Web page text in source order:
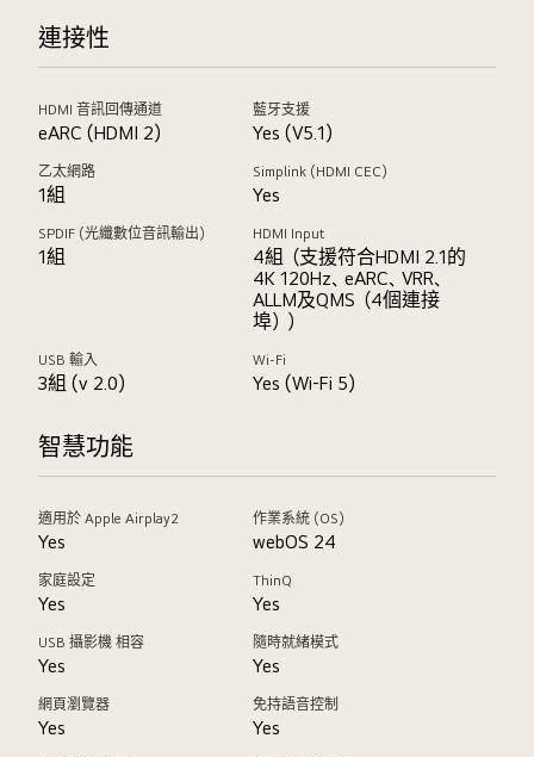
連接性
HDMI 音訊回傳通道
eARC (HDMI 2)
藍牙支援
Yes (V5.1)
乙太網路
1組
Simplink (HDMI CEC)
Yes
SPDIF (光纖數位音訊輸出)
1組
HDMI Input
4組（支援符合HDMI 2.1的
4K 120Hz、eARC、VRR、
ALLM及QMS（4個連接
埠））
USB 輸入
3組 (v 2.0)
Wi-Fi
Yes (Wi-Fi 5)
智慧功能
適用於 Apple Airplay2
Yes
作業系統 (OS)
webOS 24
家庭設定
Yes
ThinQ
Yes
USB 攝影機 相容
Yes
隨時就緒模式
Yes
網頁瀏覽器
Yes
免持語音控制
Yes